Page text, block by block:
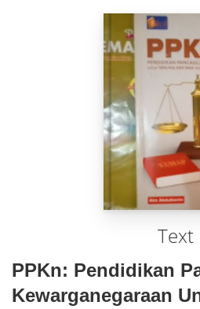
Text
PPKn: Pendidikan
Kewarganegaraan